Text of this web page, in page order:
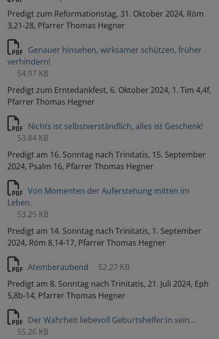
Predigt zum Reformationstag, 31. Oktober 2024, Röm
3,21-28, Pfarrer Thomas Hegner
Genauer hinsehen, wirksamer schützen, früher
verhindern!
54.97 KB
Predigt zum Erntedankfest, 6. Oktober 2024, 1. Tim 4,4f,
Pfarrer Thomas Hegner
Nichts ist selbstverständlich, alles ist Geschenk!
53.84 KB
Predigt am 16. Sonntag nach Trinitatis, 15. September
2024, Psalm 16, Pfarrer Thomas Hegner
Von Momenten der Auferstehung mitten im
Leben.
53.25 KB
Predigt am 14. Sonntag nach Trinitatis, 1. September
2024, Röm 8,14-17, Pfarrer Thomas Hegner
Atemberaubend
52.27 KB
Predigt am 8. Sonntag nach Trinitatis, 21. Juli 2024, Eph
5,8b-14, Pfarrer Thomas Hegner
Der Wahrheit liebevoll Geburtshelfer:in sein...
55.26 KB